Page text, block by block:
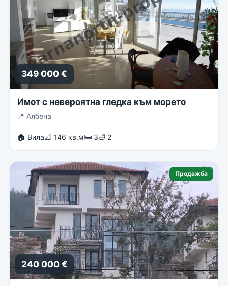
349 000 €
Имот с невероятна гледка към морето
📍 Албена
🏠 Вила📐 146 кв.м🛏 3🛁 2
Продажба
240 000 €